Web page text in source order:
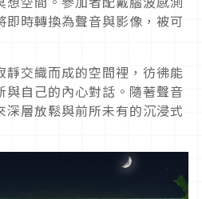
時轉換為聲音與影像，被可
靜交織而成的空間裡，彷彿能
自己的內心對話。隨著聲音
深層放鬆與前所未有的沉浸式